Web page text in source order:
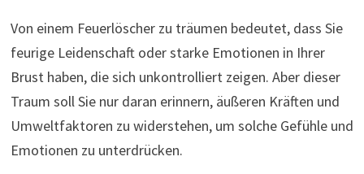
Von einem Feuerlöscher zu träumen bedeutet, dass Sie
feurige Leidenschaft oder starke Emotionen in Ihrer
Brust haben, die sich unkontrolliert zeigen. Aber dieser
Traum soll Sie nur daran erinnern, äußeren Kräften und
Umweltfaktoren zu widerstehen, um solche Gefühle und
Emotionen zu unterdrücken.